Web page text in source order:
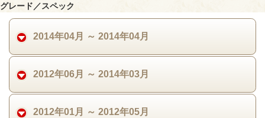
グレード／スペック
2014年04月 ～ 2014年04月
2012年06月 ～ 2014年03月
2012年01月 ～ 2012年05月